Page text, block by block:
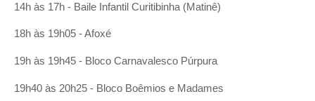
14h às 17h - Baile Infantil Curitibinha (Matinê)
18h às 19h05 - Afoxé
19h às 19h45 - Bloco Carnavalesco Púrpura
19h40 às 20h25 - Bloco Boêmios e Madames